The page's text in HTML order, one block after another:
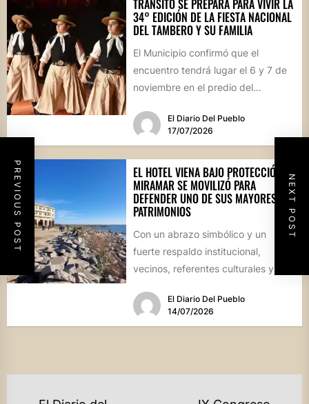
PREVIOUS POST NEXT POST
TRÁNSITO SE PREPARA PARA VIVIR LA
34° EDICIÓN DE LA FIESTA NACIONAL
DEL TAMBERO Y SU FAMILIA
El Municipio confirmó que el
encuentro tendrá lugar el 6 y 7 de
noviembre en el predio del
El Diario Del Pueblo
17/07/2026
EL HOTEL VIENA BAJO PROTECCIÓN:
MIRAMAR SE MOVILIZÓ PARA
DEFENDER UNO DE SUS MAYORES
PATRIMONIOS
Con un abrazo simbólico y un
fuerte respaldo institucional,
vecinos, referentes culturales y
Ansenuza visibilizaron la...
El Diario Del Pueblo
14/07/2026